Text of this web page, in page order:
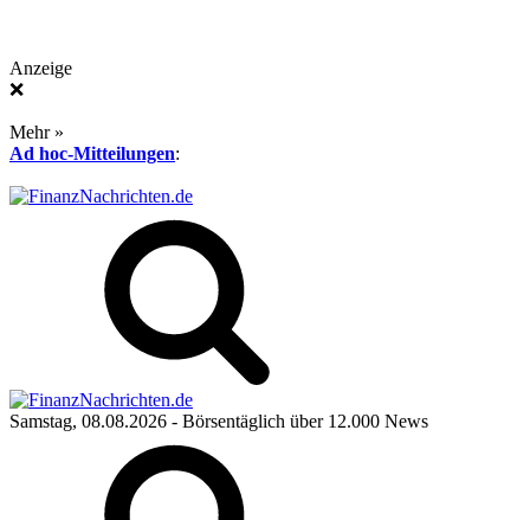
Anzeige
❌
Mehr »
Ad hoc-Mitteilungen:
Samstag, 08.08.2026 - Börsentäglich über 12.000 News